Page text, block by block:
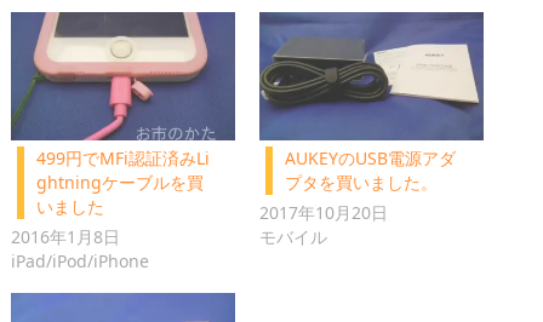
499円でMFi認証済みLi
ghtningケーブルを買
いました
2016年1月8日
iPad/iPod/iPhone
AUKEYのUSB電源アダ
プタを買いました。
2017年10月20日
モバイル